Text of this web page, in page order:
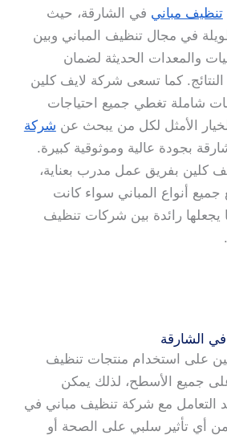
تنظيف مباني في الشارقة، حيث
في مجال تنظيف المباني وبين
والمعدات الحديثة لضمان
كما تسعى شركة لايف كلين
شاملة تغطي جميع احتياجات
الخيار الأمثل لكل من يبحث عن شركة
بجودة عالية وموثوقية كبيرة.
كلين بفريق عمل مدرب بعناية،
جميع أنواع المباني سواء كانت
يجعلها رائدة بين شركات تنظيف
الشارقة
على استخدام منتجات تنظيف
على جميع الأسطح، لذلك يمكن
التعامل مع شركة تنظيف مباني في
أي تأثير سلبي على الصحة أو